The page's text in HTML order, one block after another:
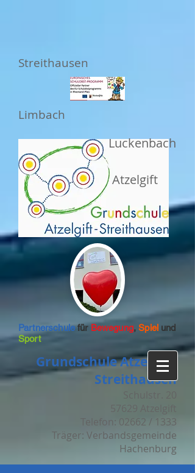
Streithausen
Limbach
Luckenbach
Atzelgift
Partnerschulefür Bewegung,Spiel und
Sport
Grundschule Atzelgift-
Streithausen
Telefon: 02662 / 1333
Träger: Verbandsgemeinde
Hachenburg